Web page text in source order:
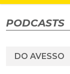
PODCASTS